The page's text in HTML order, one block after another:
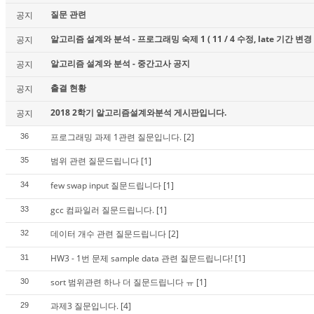
공지 질문 관련
공지 알고리즘 설계와 분석 - 프로그래밍 숙제 1 ( 11 / 4 수정, late 기간 변경
공지 알고리즘 설계와 분석 - 중간고사 공지
공지 출결 현황
공지 2018 2학기 알고리즘설계와분석 게시판입니다.
36 프로그래밍 과제 1관련 질문입니다. [2]
35 범위 관련 질문드립니다 [1]
34 few swap input 질문드립니다 [1]
33 gcc 컴파일러 질문드립니다. [1]
32 데이터 개수 관련 질문드립니다 [2]
31 HW3 - 1번 문제 sample data 관련 질문드립니다! [1]
30 sort 범위관련 하나 더 질문드립니다 ㅠ [1]
29 과제3 질문입니다. [4]